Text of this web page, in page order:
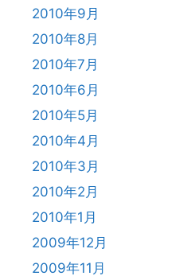
2010年9月
2010年8月
2010年7月
2010年6月
2010年5月
2010年4月
2010年3月
2010年2月
2010年1月
2009年12月
2009年11月